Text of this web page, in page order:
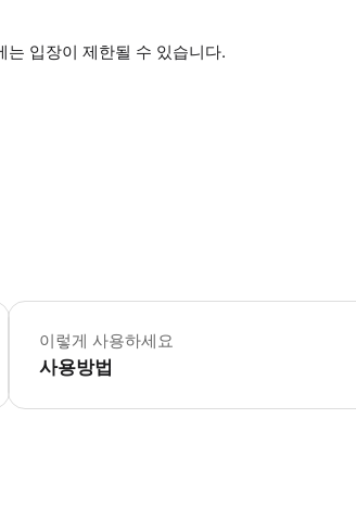
입장이 제한될 수 있습니다.
▶ 꼭 알아두세요 * 이 액티비티에 참여할 수 있는 최
이렇게 사용하세요
사용방법